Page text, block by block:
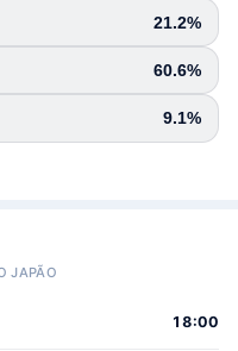
21.2%
60.6%
9.1%
JAPÃO
18:00